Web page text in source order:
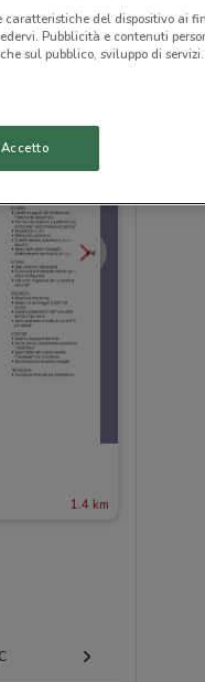
1.4 km
del dispositivo ai
Pubblicità e contenuti
sul pubblico, sviluppo di servizi.
Accetto